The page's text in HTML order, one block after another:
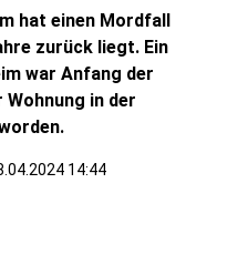
hat einen Mordfall
zurück liegt. Ein
war Anfang der
in der
14:44